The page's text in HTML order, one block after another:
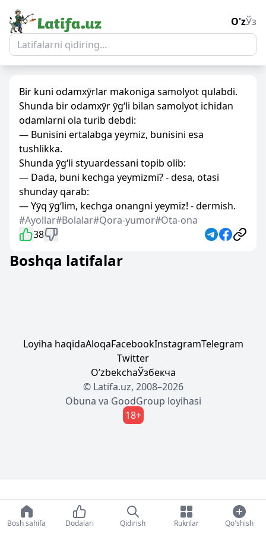
O'zЎз
Bir kuni odamxӯrlar makoniga samolyot qulabdi.
Shunda bir odamxӯr ӯg‘li bilan samolyot ichidan
odamlarni ola turib debdi:
— Bunisini ertalabga yeymiz, bunisini esa
tushlikka.
Shunda ӯg‘li styuardessani topib olib:
— Dada, buni kechga yeymizmi? - desa, otasi
shunday qarab:
— Yӯq ӯg‘lim, kechga onangni yeymiz! - dermish.
#Ayollar#Bolalar#Qora-yumor#Ota-ona
38
Boshqa latifalar
Loyiha haqidaAloqaFacebookInstagramTelegram
Twitter
OʼzbekchaЎзбекча
© Latifa.uz, 2008–2026
Obuna va GoodGroup loyihasi
18+
Bosh sahifa Dodalari Qidirish Ruknlar Qo'shish